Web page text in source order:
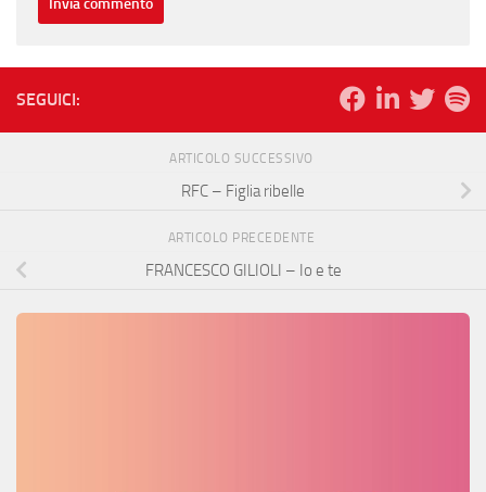
SEGUICI:
ARTICOLO SUCCESSIVO
RFC – Figlia ribelle
ARTICOLO PRECEDENTE
FRANCESCO GILIOLI – Io e te